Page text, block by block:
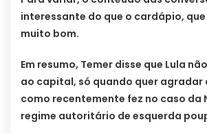
interessante do que o cardápio,
muito bom.
Em resumo, Temer disse que Lula
ao capital, só quando quer agradar
como recentemente fez no caso da
regime autoritário de esquerda